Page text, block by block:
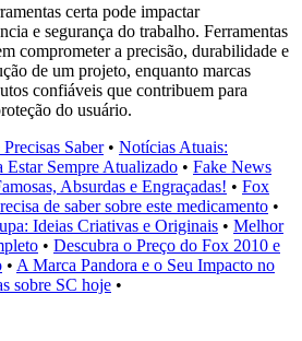
certa pode impactar
e segurança do trabalho. Ferramentas
comprometer a precisão, durabilidade e
de um projeto, enquanto marcas
confiáveis ​​que contribuem para
do usuário.
Saber• Notícias Atuais:
Estar Sempre Atualizado • Fake News
Absurdas e Engraçadas! • Fox
de saber sobre este medicamento •
Ideias Criativas e Originais • Melhor
• Descubra o Preço do Fox 2010 e
• A Marca Pandora e o Seu Impacto no
sobre SC hoje •